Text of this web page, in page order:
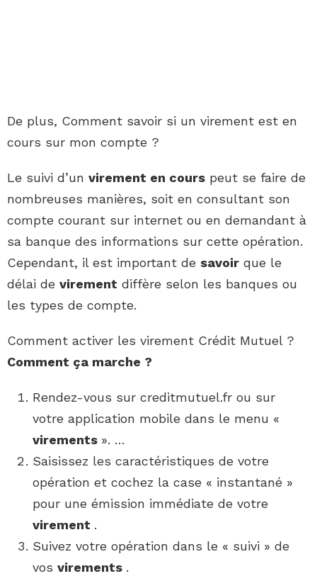
De plus, Comment savoir si un virement est en
cours sur mon compte ?
Le suivi d’un virement en cours peut se faire de
nombreuses manières, soit en consultant son
compte courant sur internet ou en demandant à
sa banque des informations sur cette opération.
Cependant, il est important de savoir que le
délai de virement diffère selon les banques ou
les types de compte.
Comment activer les virement Crédit Mutuel ?
Comment ça marche ?
Rendez-vous sur creditmutuel.fr ou sur
votre application mobile dans le menu «
virements ». …
Saisissez les caractéristiques de votre
opération et cochez la case « instantané »
pour une émission immédiate de votre
virement .
Suivez votre opération dans le « suivi » de
vos virements .